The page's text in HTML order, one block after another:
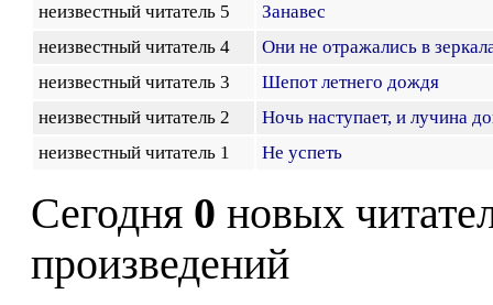
неизвестный читатель 5
Занавес
неизвестный читатель 4
Они не отражались в
неизвестный читатель 3
Шепот летнего дождя
неизвестный читатель 2
Ночь наступает, и лучина
неизвестный читатель 1
Не успеть
Сегодня 0 новых
произведений